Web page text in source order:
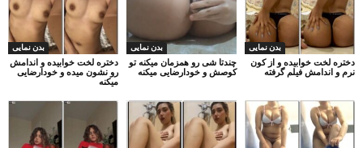
بدن نمایی
دختره لخت خوابیده و اندامش
رو نشون میده و خودارضایی
میکنه
بدن نمایی
چندتا شی رو همزمان میکنه تو
کوصش و خودارضایی میکنه
بدن نمایی
دختره لخت خوابیده و از کون
نرم و اندامش فیلم گرفته